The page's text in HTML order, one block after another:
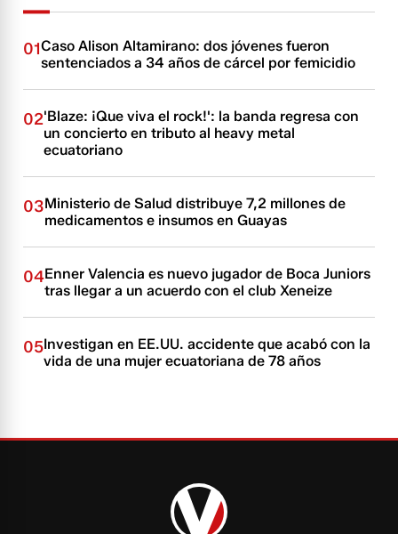
01Caso Alison Altamirano: dos jóvenes fueron
sentenciados a 34 años de cárcel por femicidio
02'Blaze: ¡Que viva el rock!': la banda regresa con
un concierto en tributo al heavy metal
ecuatoriano
03Ministerio de Salud distribuye 7,2 millones de
medicamentos e insumos en Guayas
04Enner Valencia es nuevo jugador de Boca Juniors
tras llegar a un acuerdo con el club Xeneize
05Investigan en EE.UU. accidente que acabó con la
vida de una mujer ecuatoriana de 78 años